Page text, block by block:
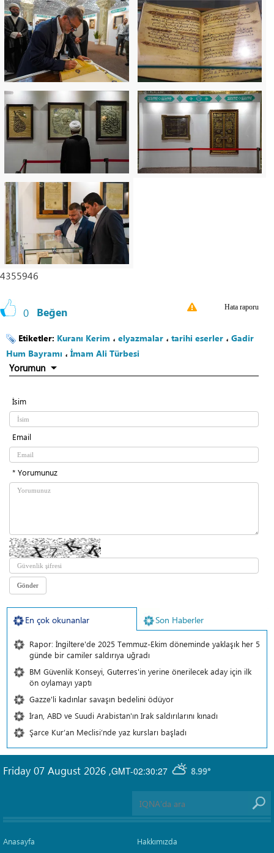
4355946
0 Beğen Hata raporu
Etiketler: Kuranı Kerim ، elyazmalar ، tarihi eserler ، Gadir
Hum Bayramı ، İmam Ali Türbesi
Yorumun
İsim
Email
* Yorumunuz
En çok okunanlar Son Haberler
Rapor: İngiltere'de 2025 Temmuz-Ekim döneminde yaklaşık her 5
günde bir camiler saldırıya uğradı
BM Güvenlik Konseyi, Guterres'in yerine önerilecek aday için ilk
ön oylamayı yaptı
Gazze'li kadınlar savaşın bedelini ödüyor
İran, ABD ve Suudi Arabistan'ın Irak saldırılarını kınadı
Şarce Kur’an Meclisi’nde yaz kursları başladı
GMT-02:30:27 8.99°
Friday 07 August 2026 ,
Anasayfa Hakkımızda